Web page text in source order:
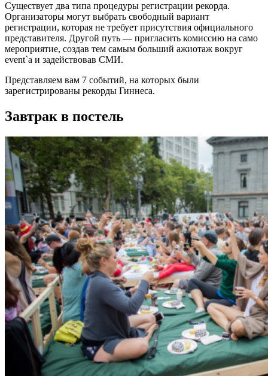
Существует два типа процедуры регистрации рекорда.
Организаторы могут выбрать свободный вариант
регистрации, которая не требует присутствия официального
представителя. Другой путь — пригласить комиссию на само
мероприятие, создав тем самым больший ажиотаж вокруг
event`а и задействовав СМИ.
Представляем вам 7 событий, на которых были
зарегистрированы рекорды Гиннеса.
Завтрак в постель